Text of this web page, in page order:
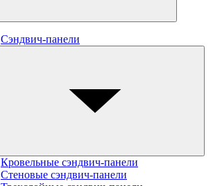
Сэндвич-панели
Кровельные сэндвич-панели
Стеновые cэндвич-панели